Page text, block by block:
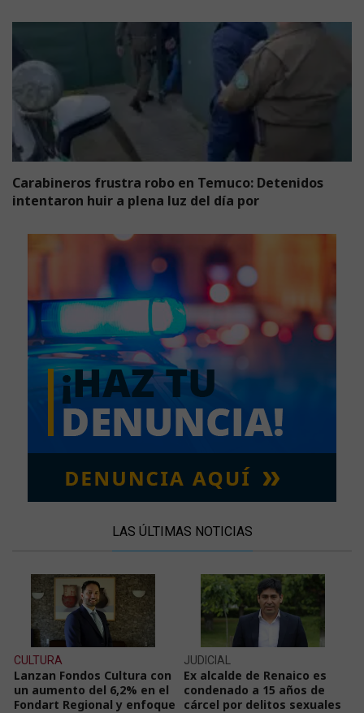
Carabineros frustra robo en Temuco: Detenidos
intentaron huir a plena luz del día por
LAS ÚLTIMAS NOTICIAS
CULTURA
Lanzan Fondos Cultura con
un aumento del 6,2% en el
Fondart Regional y enfoque
JUDICIAL
Ex alcalde de Renaico es
condenado a 15 años de
cárcel por delitos sexuales